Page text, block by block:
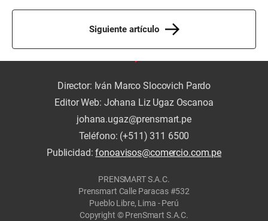
Siguiente artículo
Director: Iván Marco Slocovich Pardo
Editor Web: Johana Liz Ugaz Oscanoa
johana.ugaz@prensmart.pe
Teléfono: (+511) 311 6500
Publicidad:fonoavisos@comercio.com.pe
PRENSMART S.A.C.
Prensmart Calle Paracas #532
Pueblo Libre, Lima - Perú
Copyright © PrenSmart S.A.C.